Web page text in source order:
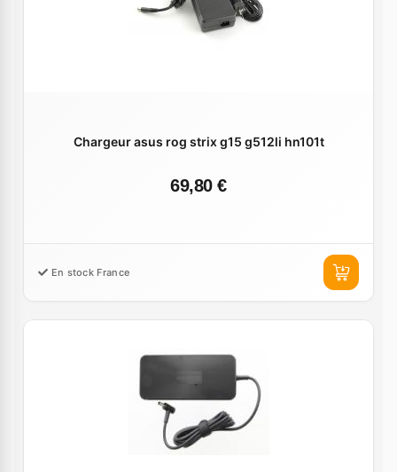
Chargeur asus rog strix g15 g512li hn101t
69,80 €
En stock France